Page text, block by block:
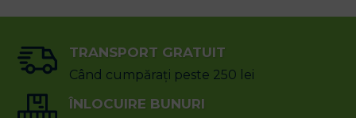
TRANSPORT GRATUIT
Când cumpărați peste 250 lei
ÎNLOCUIRE BUNURI